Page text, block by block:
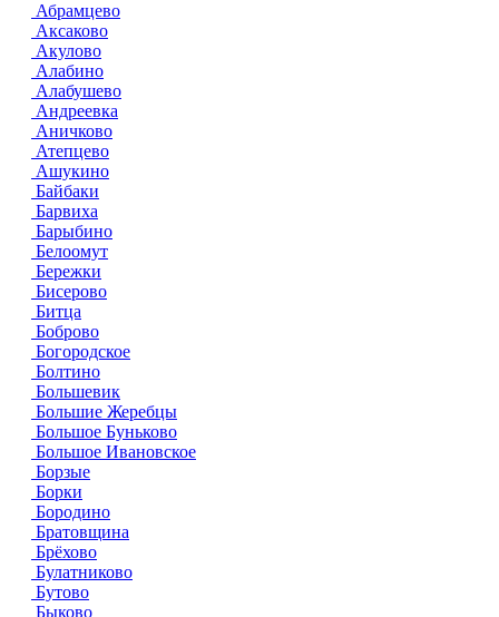
Абрамцево
Аксаково
Акулово
Алабино
Алабушево
Андреевка
Аничково
Атепцево
Ашукино
Байбаки
Барвиха
Барыбино
Белоомут
Бережки
Бисерово
Битца
Боброво
Богородское
Болтино
Большевик
Большие Жеребцы
Большое Буньково
Большое Ивановское
Борзые
Борки
Бородино
Братовщина
Брёхово
Булатниково
Бутово
Быково